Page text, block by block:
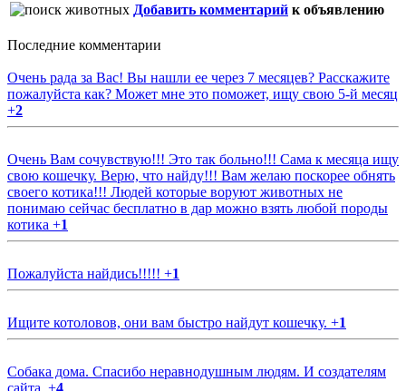
Добавить комментарий к объявлению
Последние комментарии
Очень рада за Вас! Вы нашли ее через 7 месяцев? Расскажите
пожалуйста как? Может мне это поможет, ищу свою 5-й месяц
+2
Очень Вам сочувствую!!! Это так больно!!! Сама к месяца ищу
свою кошечку. Верю, что найду!!! Вам желаю поскорее обнять
своего котика!!! Людей которые воруют животных не
понимаю сейчас бесплатно в дар можно взять любой породы
котика +1
Пожалуйста найдись!!!!! +1
Ищите котоловов, они вам быстро найдут кошечку. +1
Собака дома. Спасибо неравнодушным людям. И создателям
сайта. +4